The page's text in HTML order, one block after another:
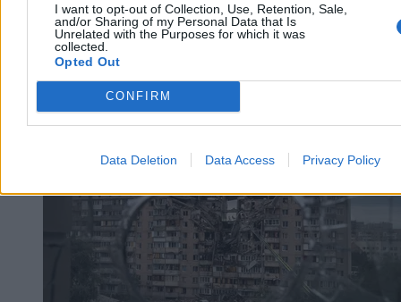
I want to opt-out of Collection, Use, Retention, Sale,
and/or Sharing of my Personal Data that Is
Unrelated with the Purposes for which it was
collected.
Opted Out
CONFIRM
Data Deletion Data Access Privacy Policy